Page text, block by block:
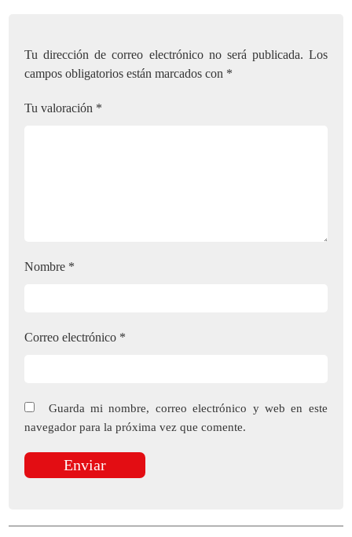
Tu dirección de correo electrónico no será publicada. Los
campos obligatorios están marcados con *
Tu valoración *
Nombre *
Correo electrónico *
Guarda mi nombre, correo electrónico y web en este
navegador para la próxima vez que comente.